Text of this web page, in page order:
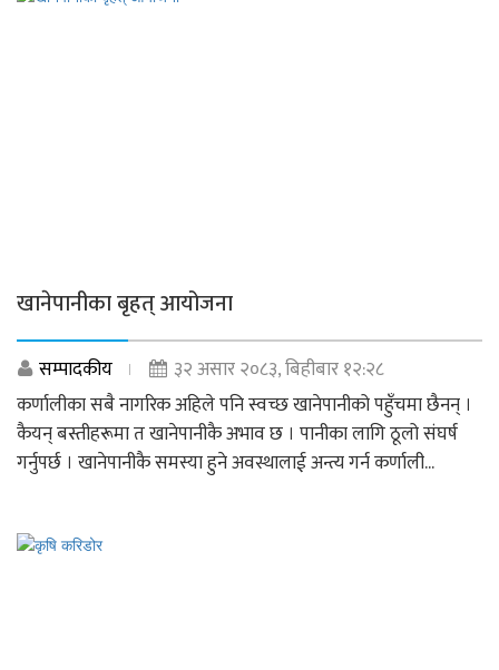
खानेपानीका बृहत् आयोजना
सम्पादकीय
३२ असार २०८३, बिहीबार १२:२८
कर्णालीका सबै नागरिक अहिले पनि स्वच्छ खानेपानीको पहुँचमा छैनन् ।
कैयन् बस्तीहरूमा त खानेपानीकै अभाव छ । पानीका लागि ठूलो संघर्ष
गर्नुपर्छ । खानेपानीकै समस्या हुने अवस्थालाई अन्त्य गर्न कर्णाली...